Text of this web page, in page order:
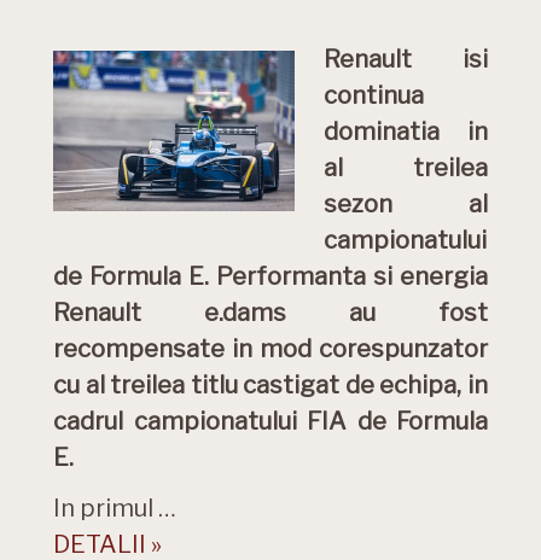
Renault isi
continua
dominatia in
al treilea
sezon al
campionatului
de Formula E. Performanta si energia
Renault e.dams au fost
recompensate in mod corespunzator
cu al treilea titlu castigat de echipa, in
cadrul campionatului FIA de Formula
E.
In primul …
DETALII »